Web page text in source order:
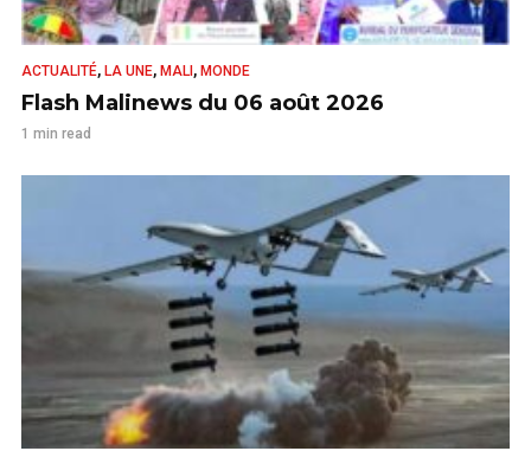
ACTUALITÉ, LA UNE, MALI , MONDE
Flash Malinews du 06 août 2026
1 min read